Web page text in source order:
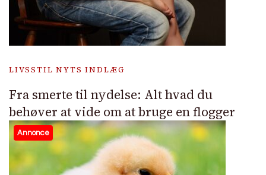
LIVSSTIL NYTS INDLÆG
Fra smerte til nydelse: Alt hvad du
behøver at vide om at bruge en flogger
Annonce